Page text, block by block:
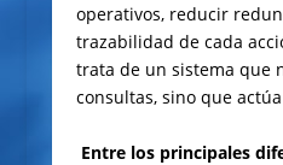
operativos, reducir
trazabilidad de cada
trata de un sistema que
consultas, sino que
Entre los principales